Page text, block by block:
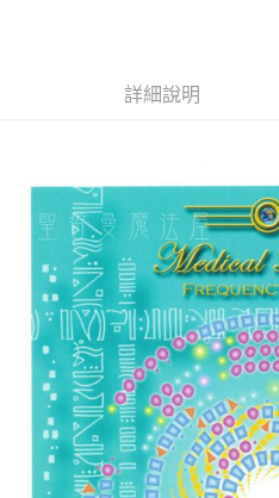
全家取貨付款
每筆NT$80，滿NT$3,000(含以上
7-11取貨付款
每筆NT$80，滿NT$3,000(含以上
賣家宅配幫您送（台灣）
每筆NT$80，滿NT$3,000(含以上)
郵局幫你送（離島）
每筆NT$80，滿NT$3,000(含以上
詳細說明